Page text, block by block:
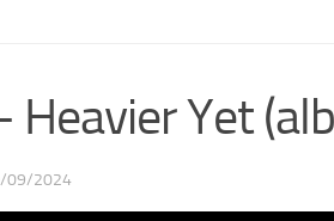
Heavier Yet
09/2024